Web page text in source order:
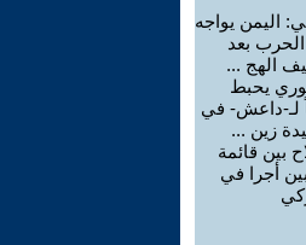
اليمن يواجه
بعد
الهج ...
يحبط
لـ-داعش- في
زين ...
بين قائمة
لاعبين أجرا في